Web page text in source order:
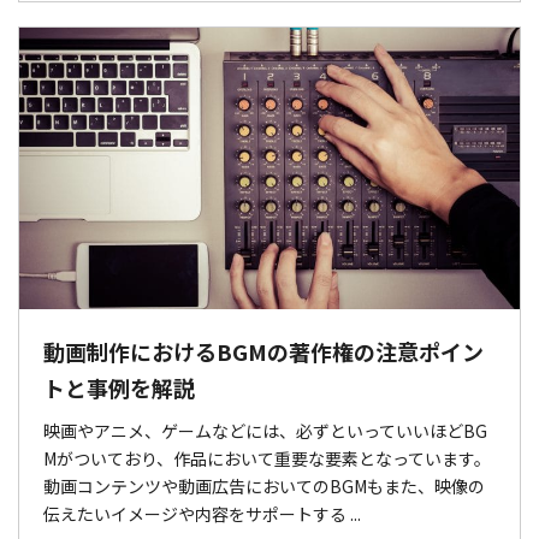
動画制作におけるBGMの著作権の注意ポイン
トと事例を解説
映画やアニメ、ゲームなどには、必ずといっていいほどBG
Mがついており、作品において重要な要素となっています。
動画コンテンツや動画広告においてのBGMもまた、映像の
伝えたいイメージや内容をサポートする ...